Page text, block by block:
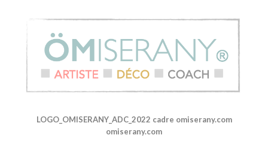
LOGO_OMISERANY_ADC_2022 cadre omiserany.com
omiserany.com